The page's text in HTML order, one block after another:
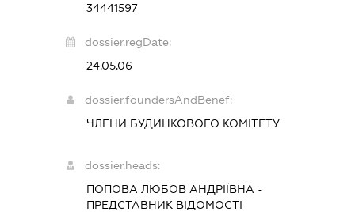
34441597
dossier.regDate:
24.05.06
dossier.foundersAndBenef:
ЧЛЕНИ БУДИНКОВОГО КОМІТЕТУ
dossier.heads:
ПОПОВА ЛЮБОВ АНДРІЇВНА -
ПРЕДСТАВНИК ВІДОМОСТІ